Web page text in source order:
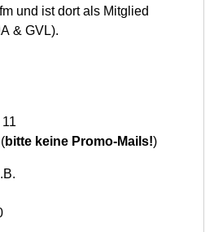
und ist dort als Mitglied
& GVL).
bitte keine Promo-Mails!)